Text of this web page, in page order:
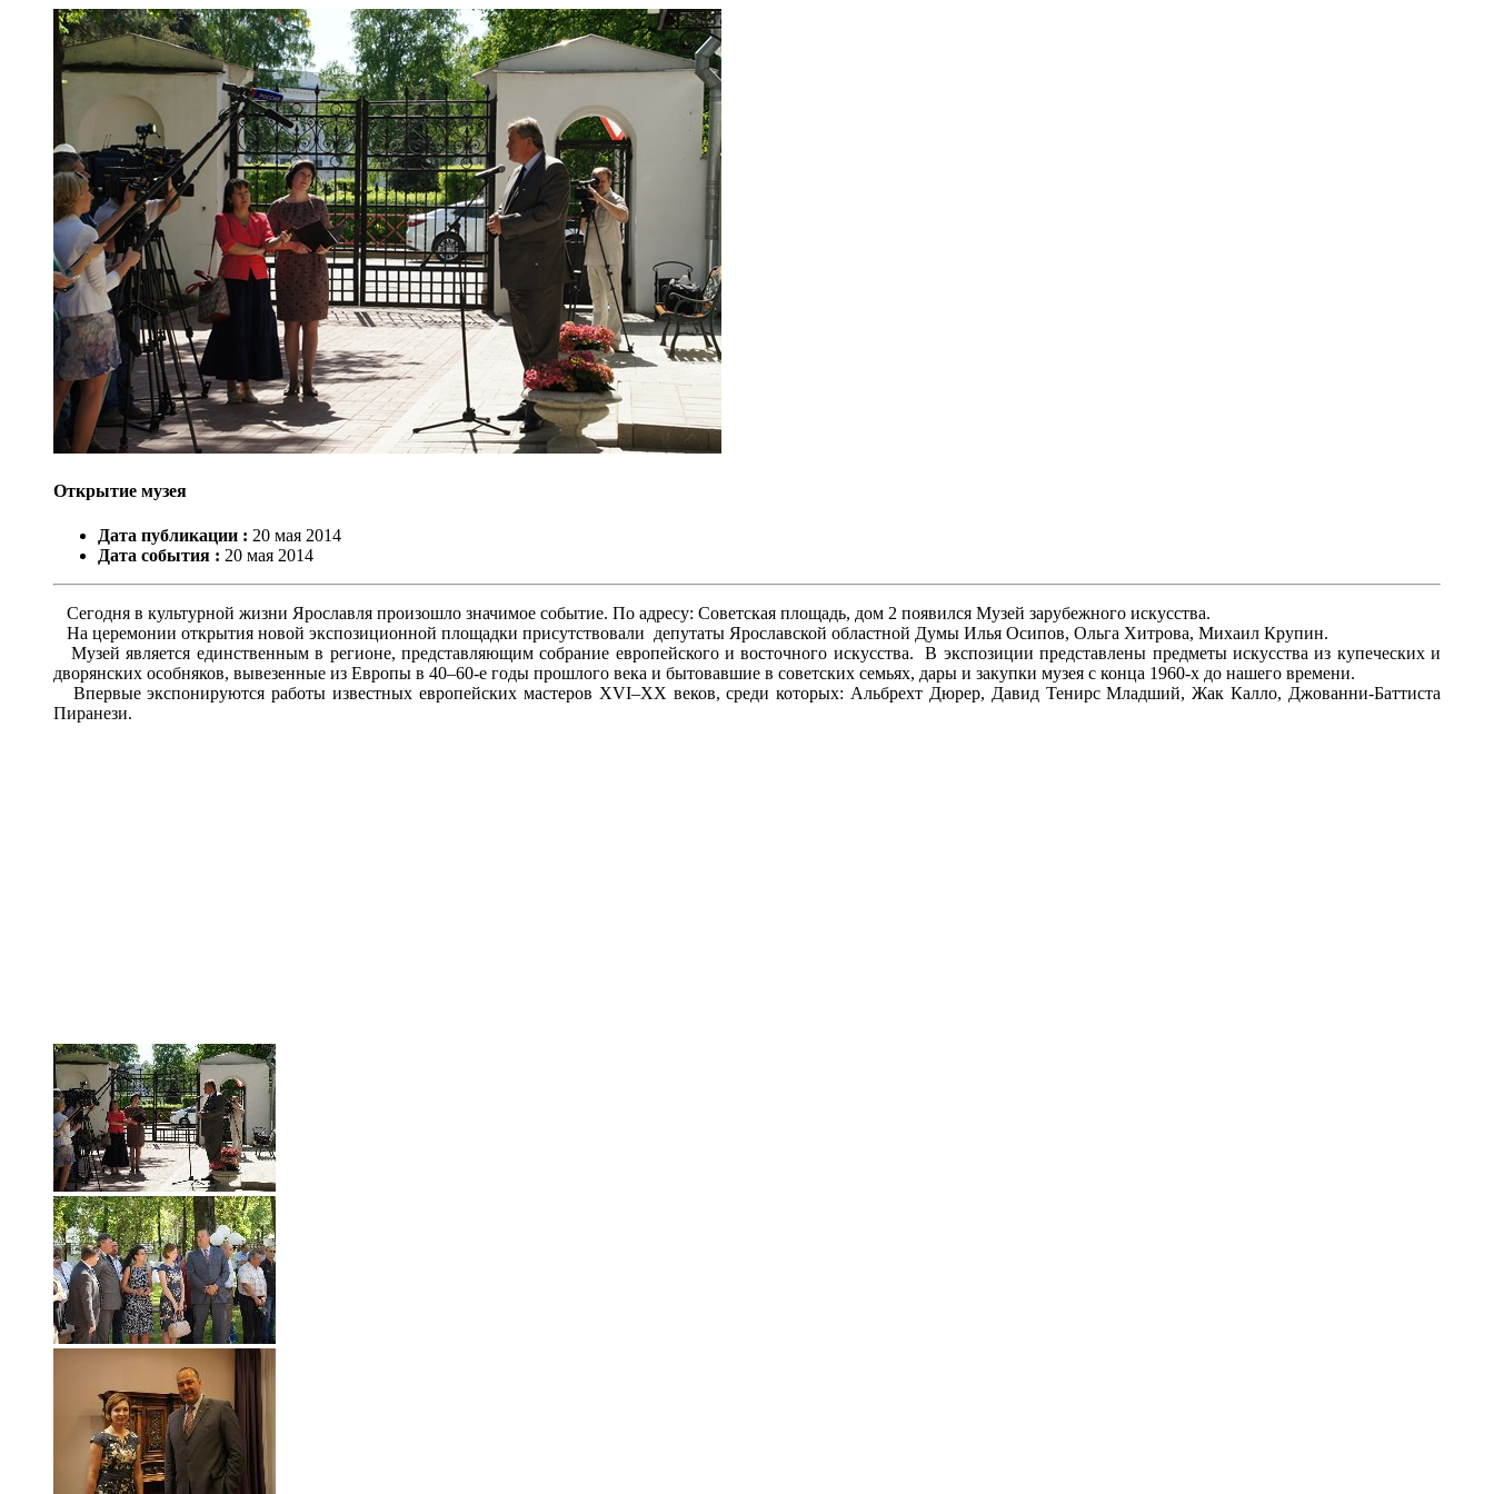
Открытие музея
Дата публикации : 20 мая 2014
Дата события : 20 мая 2014
Сегодня в культурной жизни Ярославля произошло значимое событие. По адресу: Советская площадь, дом 2 появился Музей зарубежного искусства.
На церемонии открытия новой экспозиционной площадки присутствовали депутаты Ярославской областной Думы Илья Осипов, Ольга Хитрова, Михаил Крупин.
Музей является единственным в регионе, представляющим собрание европейского и восточного искусства. В экспозиции представлены предметы искусства из купеческих и
дворянских особняков, вывезенные из Европы в 40–60-е годы прошлого века и бытовавшие в советских семьях, дары и закупки музея с конца 1960-х до нашего времени.
Впервые экспонируются работы известных европейских мастеров XVI–XX веков, среди которых: Альбрехт Дюрер, Давид Тенирс Младший, Жак Калло, Джованни-Баттиста
Пиранези.